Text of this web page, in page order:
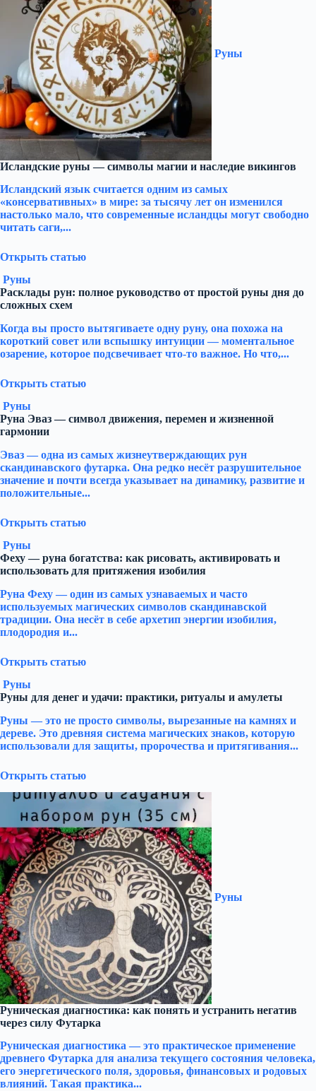
Руны
Исландские руны — символы магии и наследие викингов
Исландский язык считается одним из самых
«консервативных» в мире: за тысячу лет он изменился
настолько мало, что современные исландцы могут свободно
читать саги,...
Открыть статью
Руны
Расклады рун: полное руководство от простой руны дня до
сложных схем
Когда вы просто вытягиваете одну руну, она похожа на
короткий совет или вспышку интуиции — моментальное
озарение, которое подсвечивает что-то важное. Но что,...
Открыть статью
Руны
Руна Эваз — символ движения, перемен и жизненной
гармонии
Эваз — одна из самых жизнеутверждающих рун
скандинавского футарка. Она редко несёт разрушительное
значение и почти всегда указывает на динамику, развитие и
положительные...
Открыть статью
Руны
Феху — руна богатства: как рисовать, активировать и
использовать для притяжения изобилия
Руна Феху — один из самых узнаваемых и часто
используемых магических символов скандинавской
традиции. Она несёт в себе архетип энергии изобилия,
плодородия и...
Открыть статью
Руны
Руны для денег и удачи: практики, ритуалы и амулеты
Руны — это не просто символы, вырезанные на камнях и
дереве. Это древняя система магических знаков, которую
использовали для защиты, пророчества и притягивания...
Открыть статью
Руны
Руническая диагностика: как понять и устранить негатив
через силу Футарка
Руническая диагностика — это практическое применение
древнего Футарка для анализа текущего состояния человека,
его энергетического поля, здоровья, финансовых и родовых
влияний. Такая практика...